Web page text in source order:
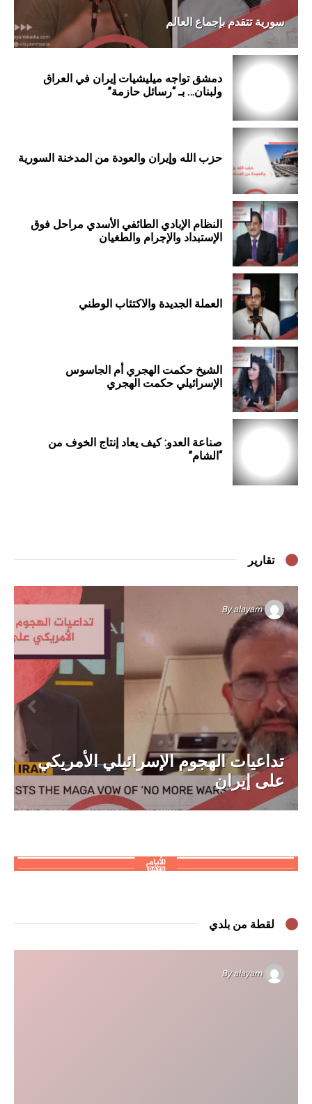
سورية تتقدم بإجماع العالم
دمشق تواجه ميليشيات إيران في العراق
ولبنان… بـ “رسائل حازمة”
حزب الله وإيران والعودة من المدخنة السورية
النظام الإبادي الطائفي الأسدي مراحل فوق
الإستبداد والإجرام والطغيان
العملة الجديدة والاكتئاب الوطني
الشيخ حكمت الهجري أم الجاسوس
الإسرائيلي حكمت الهجري
صناعة العدو: كيف يعاد إنتاج الخوف من
“الشام”
تقارير
Byalayam
تداعيات الهجوم الإسرائيلي الأمريكي
على إيران
لقطة من بلدي
Byalayam